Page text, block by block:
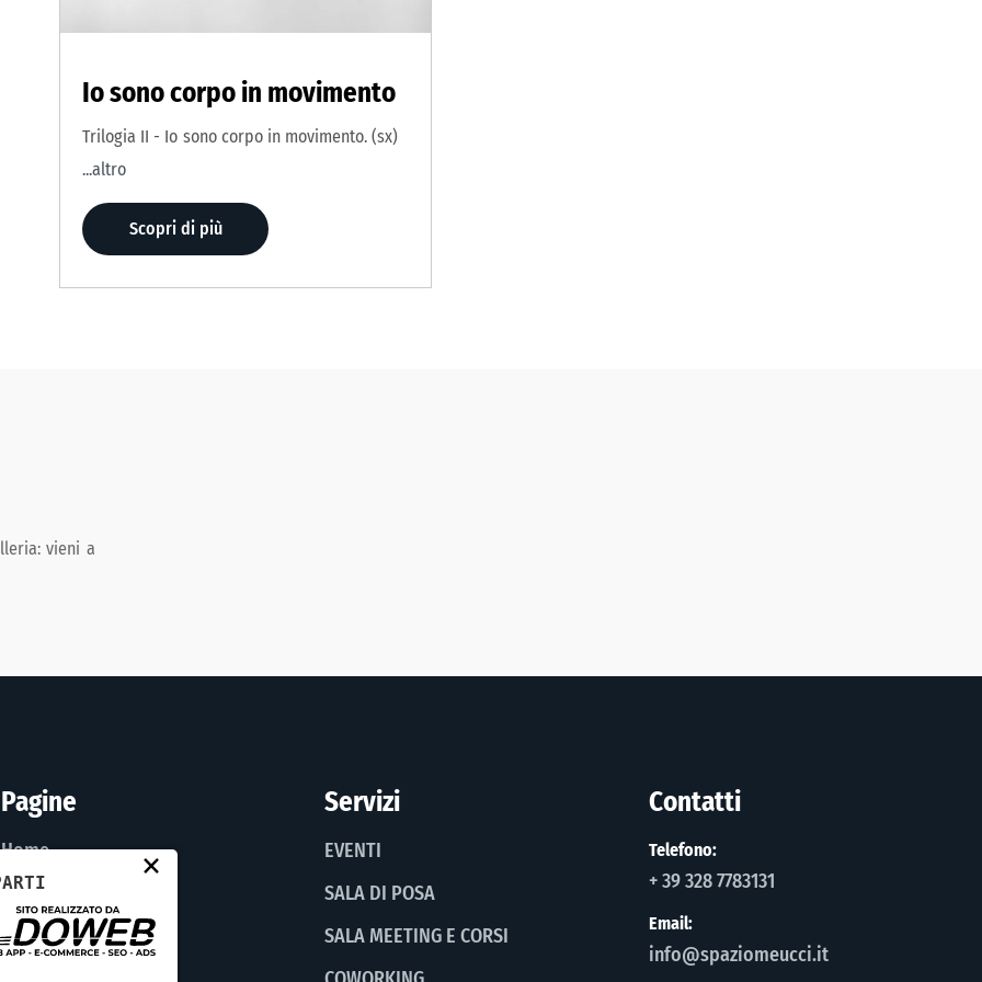
Io sono corpo in movimento
Trilogia II - Io sono corpo in movimento. (sx)
...altro
vieni a
Pagine
Home
Realtà
Servizi
Servizi
EVENTI
SALA DI POSA
SALA MEETING E CORSI
Contatti
Telefono:
+ 39 328 7783131
Email:
info@spaziomeucci.it
×